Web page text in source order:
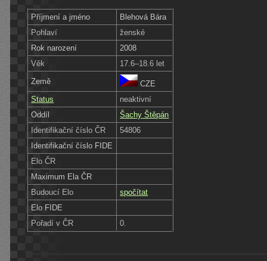
Příjmení a jméno
Blehová Bára
Pohlaví
ženské
Rok narození
2008
Věk
17.6–18.6 let
Země
CZE
Status
neaktivní
Oddíl
Šachy Štěpán
Identifikační číslo ČR
54806
Identifikační číslo FIDE
Elo ČR
Maximum Ela ČR
Budoucí Elo
spočítat
Elo FIDE
Pořadí v ČR
0.